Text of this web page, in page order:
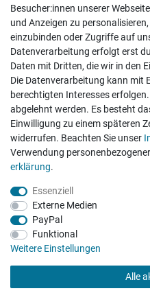
Hatte etwas bestellt was
wurde. Mein Anliegen habe ich
Er...
Datum der Veröffentlichung:
Datum der Kauferfahrung:
Besucher:innen unserer
und Anzeigen zu
einzubinden oder Zugriffe auf
Datenverarbeitung erfolgt erst
Daten mit Dritten, die wir in den
Die Datenverarbeitung kann mit
berechtigten Interesses
abgelehnt werden. Es besteht
Einwilligung zu einem späteren
widerrufen. Beachten Sie unser
Verwendung
erklärung.
Essenziell
Externe Medien
PayPal
Funktional
Weitere Einstellungen
Alle